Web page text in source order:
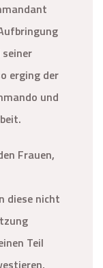
erging der
und
Frauen,
diese nicht
Teil